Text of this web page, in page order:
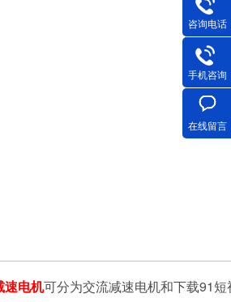
速电机可分为交流减速电机和下载91
咨询电话
手机咨询
在线留言